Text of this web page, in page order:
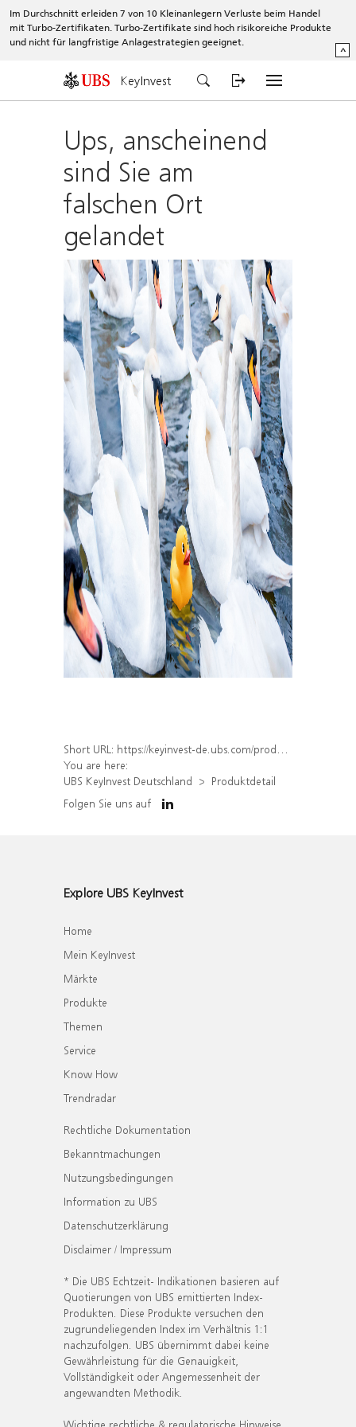
Im Durchschnitt erleiden 7 von 10 Kleinanlegern Verluste beim Handel
mit Turbo-Zertifikaten. Turbo-Zertifikate sind hoch risikoreiche Produkte
und nicht für langfristige Anlagestrategien geeignet.
^
KeyInvest
Ups, anscheinend
sind Sie am
falschen Ort
gelandet
Short URL: https://keyinvest-de.ubs.com/produkt/detail/index/isin/DE000WA4VD21
You are here:
UBS KeyInvest Deutschland
Produktdetail
Folgen Sie uns auf
Explore UBS KeyInvest
Home
Mein KeyInvest
Märkte
Produkte
Themen
Service
Know How
Trendradar
Rechtliche Dokumentation
Bekanntmachungen
Nutzungsbedingungen
Information zu UBS
Datenschutzerklärung
Disclaimer / Impressum
* Die UBS Echtzeit- Indikationen basieren auf
Quotierungen von UBS emittierten Index-
Produkten. Diese Produkte versuchen den
zugrundeliegenden Index im Verhältnis 1:1
nachzufolgen. UBS übernimmt dabei keine
Gewährleistung für die Genauigkeit,
Vollständigkeit oder Angemessenheit der
angewandten Methodik.